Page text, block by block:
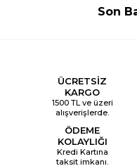
Son
ÜCRETSİZ
KARGO
1500 TL ve üzeri
alışverişlerde.
ÖDEME
KOLAYLIĞI
Kredi Kartına
taksit imkanı.